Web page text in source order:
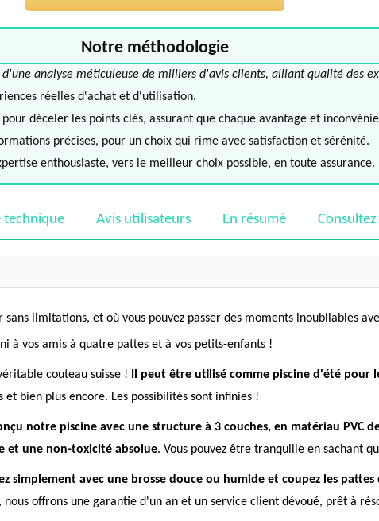
Notre méthodologie
analyse méticuleuse de milliers d'avis clients, alliant qualité des
réelles d'achat et d'utilisation.
déceler les points clés, assurant que chaque avantage et
précises, pour un choix qui rime avec satisfaction et sérénité.
enthousiaste, vers le meilleur choix possible, en toute assurance.
technique Avis utilisateurs En résumé
limitations, et où vous pouvez passer des moments inoubliables
à vos amis à quatre pattes et à vos petits-enfants !
couteau suisse ! Il peut être utilisé comme piscine d'été pour
bien plus encore. Les possibilités sont infinies !
notre piscine avec une structure à 3 couches, en matériau PVC
et une non-toxicité absolue. Vous pouvez être tranquille en sachant
simplement avec une brosse douce ou humide et coupez les
nous offrons une garantie d'un an et un service client dévoué, prêt à